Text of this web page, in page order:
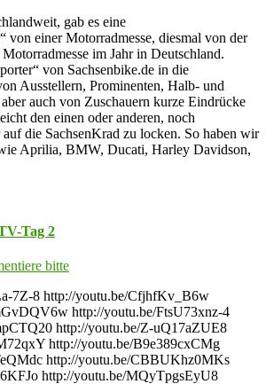
gab es eine
von einer Motorradmesse, diesmal von der
im Jahr in Deutschland.
von Sachsenbike.de in die
Ausstellern, Prominenten, Halb- und
auch von Zuschauern kurze Eindrücke
den einen oder anderen, noch
die SachsenKrad zu locken. So haben wir
Aprilia, BMW, Ducati, Harley Davidson,
Tag 2
bitte
7Z-8 http://youtu.be/CfjhfKv_B6w
http://youtu.be/FtsU73xnz-4
http://youtu.be/Z-uQ17aZUE8
http://youtu.be/B9e389cxCMg
http://youtu.be/CBBUKhz0MKs
http://youtu.be/MQyTpgsEyU8